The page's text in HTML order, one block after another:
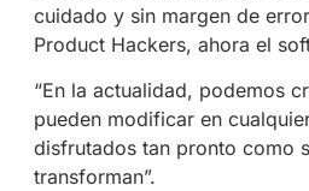
cuidado y sin margen de
Product Hackers, ahora el
“En la actualidad, podemos
pueden modificar en
disfrutados tan pronto como
transforman”.